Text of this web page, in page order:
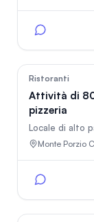
professionali
clientela
95599344.
Ristoranti
Attività di
pizzeria
Locale di alto
Monte Porzio